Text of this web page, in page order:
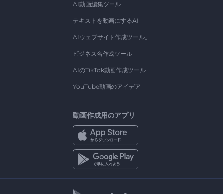
AI動画編集ツール
テキストを動画にするAI
AIウェブサイト作成ツール。
ビジネス名作成ツール
AIのTikTok動画作成ツール
YouTube動画のアイデア
動画作成用のアプリ